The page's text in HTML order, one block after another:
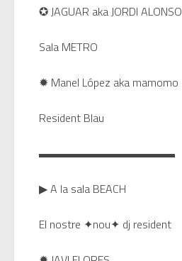
✪ JAGUAR aka JORDI ALONSO
Sala METRO
✹ Manel López aka mamomo
Resident Blau
▬▬▬▬▬▬▬▬▬▬▬▬
▶ A la sala BEACH
El nostre ✦nou✦ dj resident